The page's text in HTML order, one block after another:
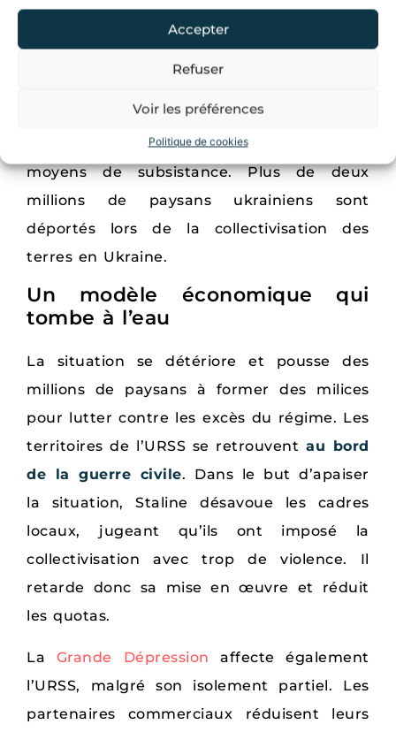
Accepter
Refuser
Voir les préférences
Politique de cookies
arrêtés et déportés.
sont privées de quantités astronomiques
de céréales, privant ainsi les paysans de
moyens de subsistance. Plus de deux
millions de paysans ukrainiens sont
déportés lors de la collectivisation des
terres en Ukraine.
Un modèle économique qui
tombe à l’eau
La situation se détériore et pousse des
millions de paysans à former des milices
pour lutter contre les excès du régime. Les
territoires de l’URSS se retrouventau bord
de la guerre civile. Dans le but d’apaiser
la situation, Staline désavoue les cadres
locaux, jugeant qu’ils ont imposé la
collectivisation avec trop de violence. Il
retarde donc sa mise en œuvre et réduit
les quotas.
La Grande Dépression affecte également
l’URSS, malgré son isolement partiel. Les
partenaires commerciaux réduisent leurs